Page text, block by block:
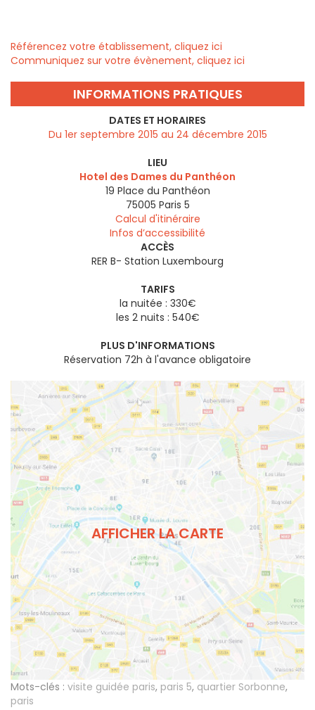
Référencez votre établissement, cliquez ici
Communiquez sur votre évènement, cliquez ici
INFORMATIONS PRATIQUES
DATES ET HORAIRES
Du 1er septembre 2015 au 24 décembre 2015
LIEU
Hotel des Dames du Panthéon
19 Place du Panthéon
75005 Paris 5
Calcul d'itinéraire
Infos d’accessibilité
ACCÈS
RER B- Station Luxembourg
TARIFS
la nuitée : 330€
les 2 nuits : 540€
PLUS D'INFORMATIONS
Réservation 72h à l'avance obligatoire
AFFICHER LA CARTE
Mots-clés : visite guidée paris, paris 5, quartier Sorbonne,
paris